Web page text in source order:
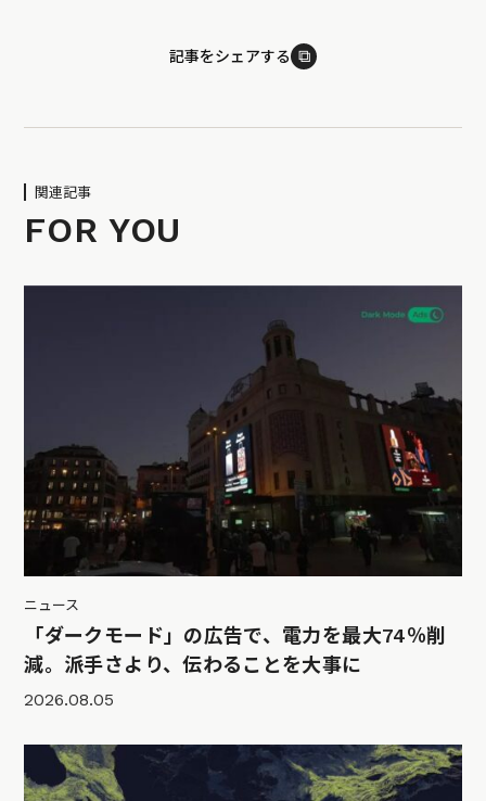
記事をシェアする ⧉
関連記事
FOR YOU
ニュース
「ダークモード」の広告で、電力を最大74％削
減。派手さより、伝わることを大事に
2026.08.05